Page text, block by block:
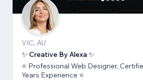
VIC, AU
✨ Creative By Alexa ✨
⭐ Professional Web Designer,
Years Experience ⭐